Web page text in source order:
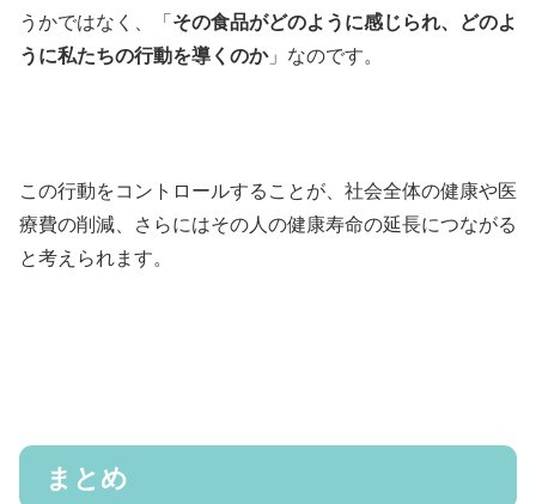
うかではなく、「 その食品がどのように感じられ、どのよ
うに私たちの行動を導くのか」なのです。
この行動をコントロールすることが、社会全体の健康や医
療費の削減、さらにはその人の健康寿命の延長につながる
と考えられます。
まとめ